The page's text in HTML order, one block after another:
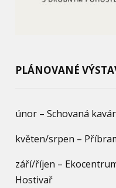
PLÁNOVANÉ
únor – Schovaná
květen/srpen –
září/říjen –
Hostivař